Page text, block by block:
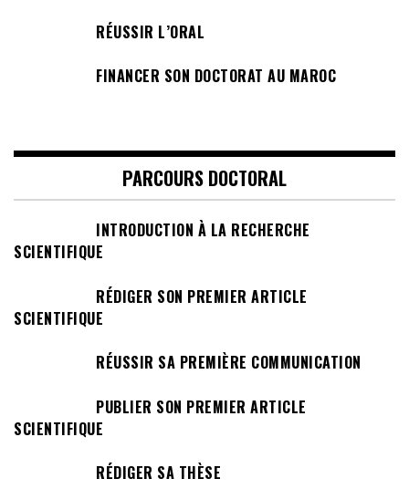
RÉUSSIR L’ORAL
FINANCER SON DOCTORAT AU MAROC
PARCOURS DOCTORAL
INTRODUCTION À LA RECHERCHE
SCIENTIFIQUE
RÉDIGER SON PREMIER ARTICLE
SCIENTIFIQUE
RÉUSSIR SA PREMIÈRE COMMUNICATION
PUBLIER SON PREMIER ARTICLE
SCIENTIFIQUE
RÉDIGER SA THÈSE